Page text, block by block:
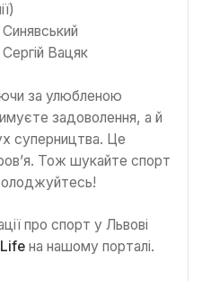
Сергій Вацяк
за улюбленою
задоволення, а й
суперництва. Це
Тож шукайте спорт
про спорт у Львові
на нашому порталі.